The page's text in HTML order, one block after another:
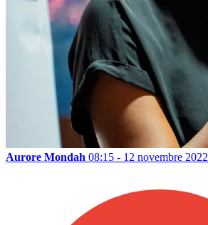
Aurore Mondah 08:15 - 12 novembre 2022